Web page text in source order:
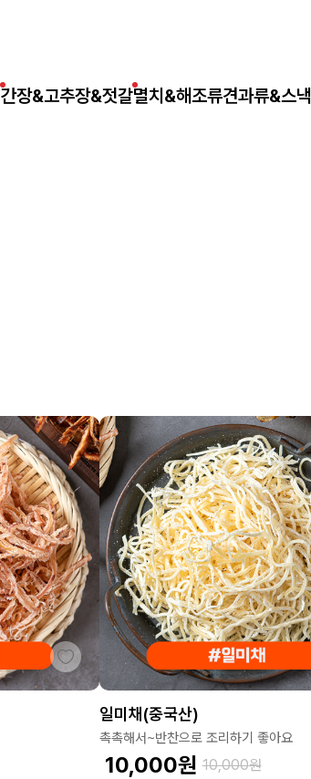
간장&고추장&젓갈멸치&해조류견과류&스낵
일미채(중국산)
촉촉해서~반찬으로 조리하기 좋아요
10,000원 10,000원